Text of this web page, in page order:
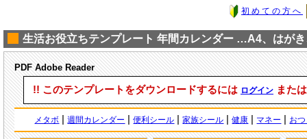
初めての方へ
生活お役立ちテンプレート 年間カレンダー …A4、はが
PDF Adobe Reader
!! このテンプレートをダウンロードするには ログイン また
メタボ |週間カレンダー |便利シール |家族シール |健康 マネー お